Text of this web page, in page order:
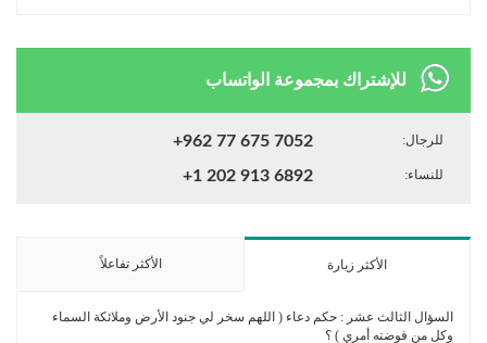
للإشتراك بمجموعة الواتساب
للرجال: +962 77 675 7052
للنساء: +1 202 913 6892
الأكثر زيارة الأكثر تفاعلاً
السؤال الثالث عشر : حكم دعاء ( اللهم سخر لي جنود الأرض وملائكة السماء
وكل من فوضته أمري ) ؟